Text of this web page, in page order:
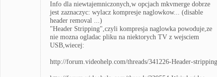
Info dla niewtajemniczonych,w opcjach mkvmerge dobrze
jest zaznaczyc: wylacz kompresje naglowkow... (disable
header removal ...)
"Header Stripping",czyli kompresja naglowka powoduje,ze
nie mozna ogladac pliku na niektorych TV z wejsciem
USB,wiecej:
http://forum.videohelp.com/threads/341226-Header-stripping